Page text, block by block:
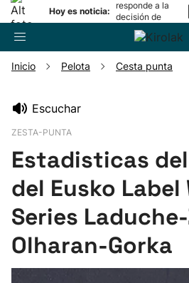
Hoy es noticia:
responde a la
decisión de
Oriamendi
Pelota
Remo
Inicio Pelota Cesta punta
Escuchar
ZESTA-PUNTA
Estadisticas
del Eusko
Series
Olharan-Gorka